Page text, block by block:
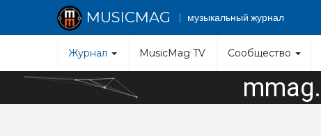
MUSICMAG музыкальный журнал
Журнал MusicMag TV Сообщество